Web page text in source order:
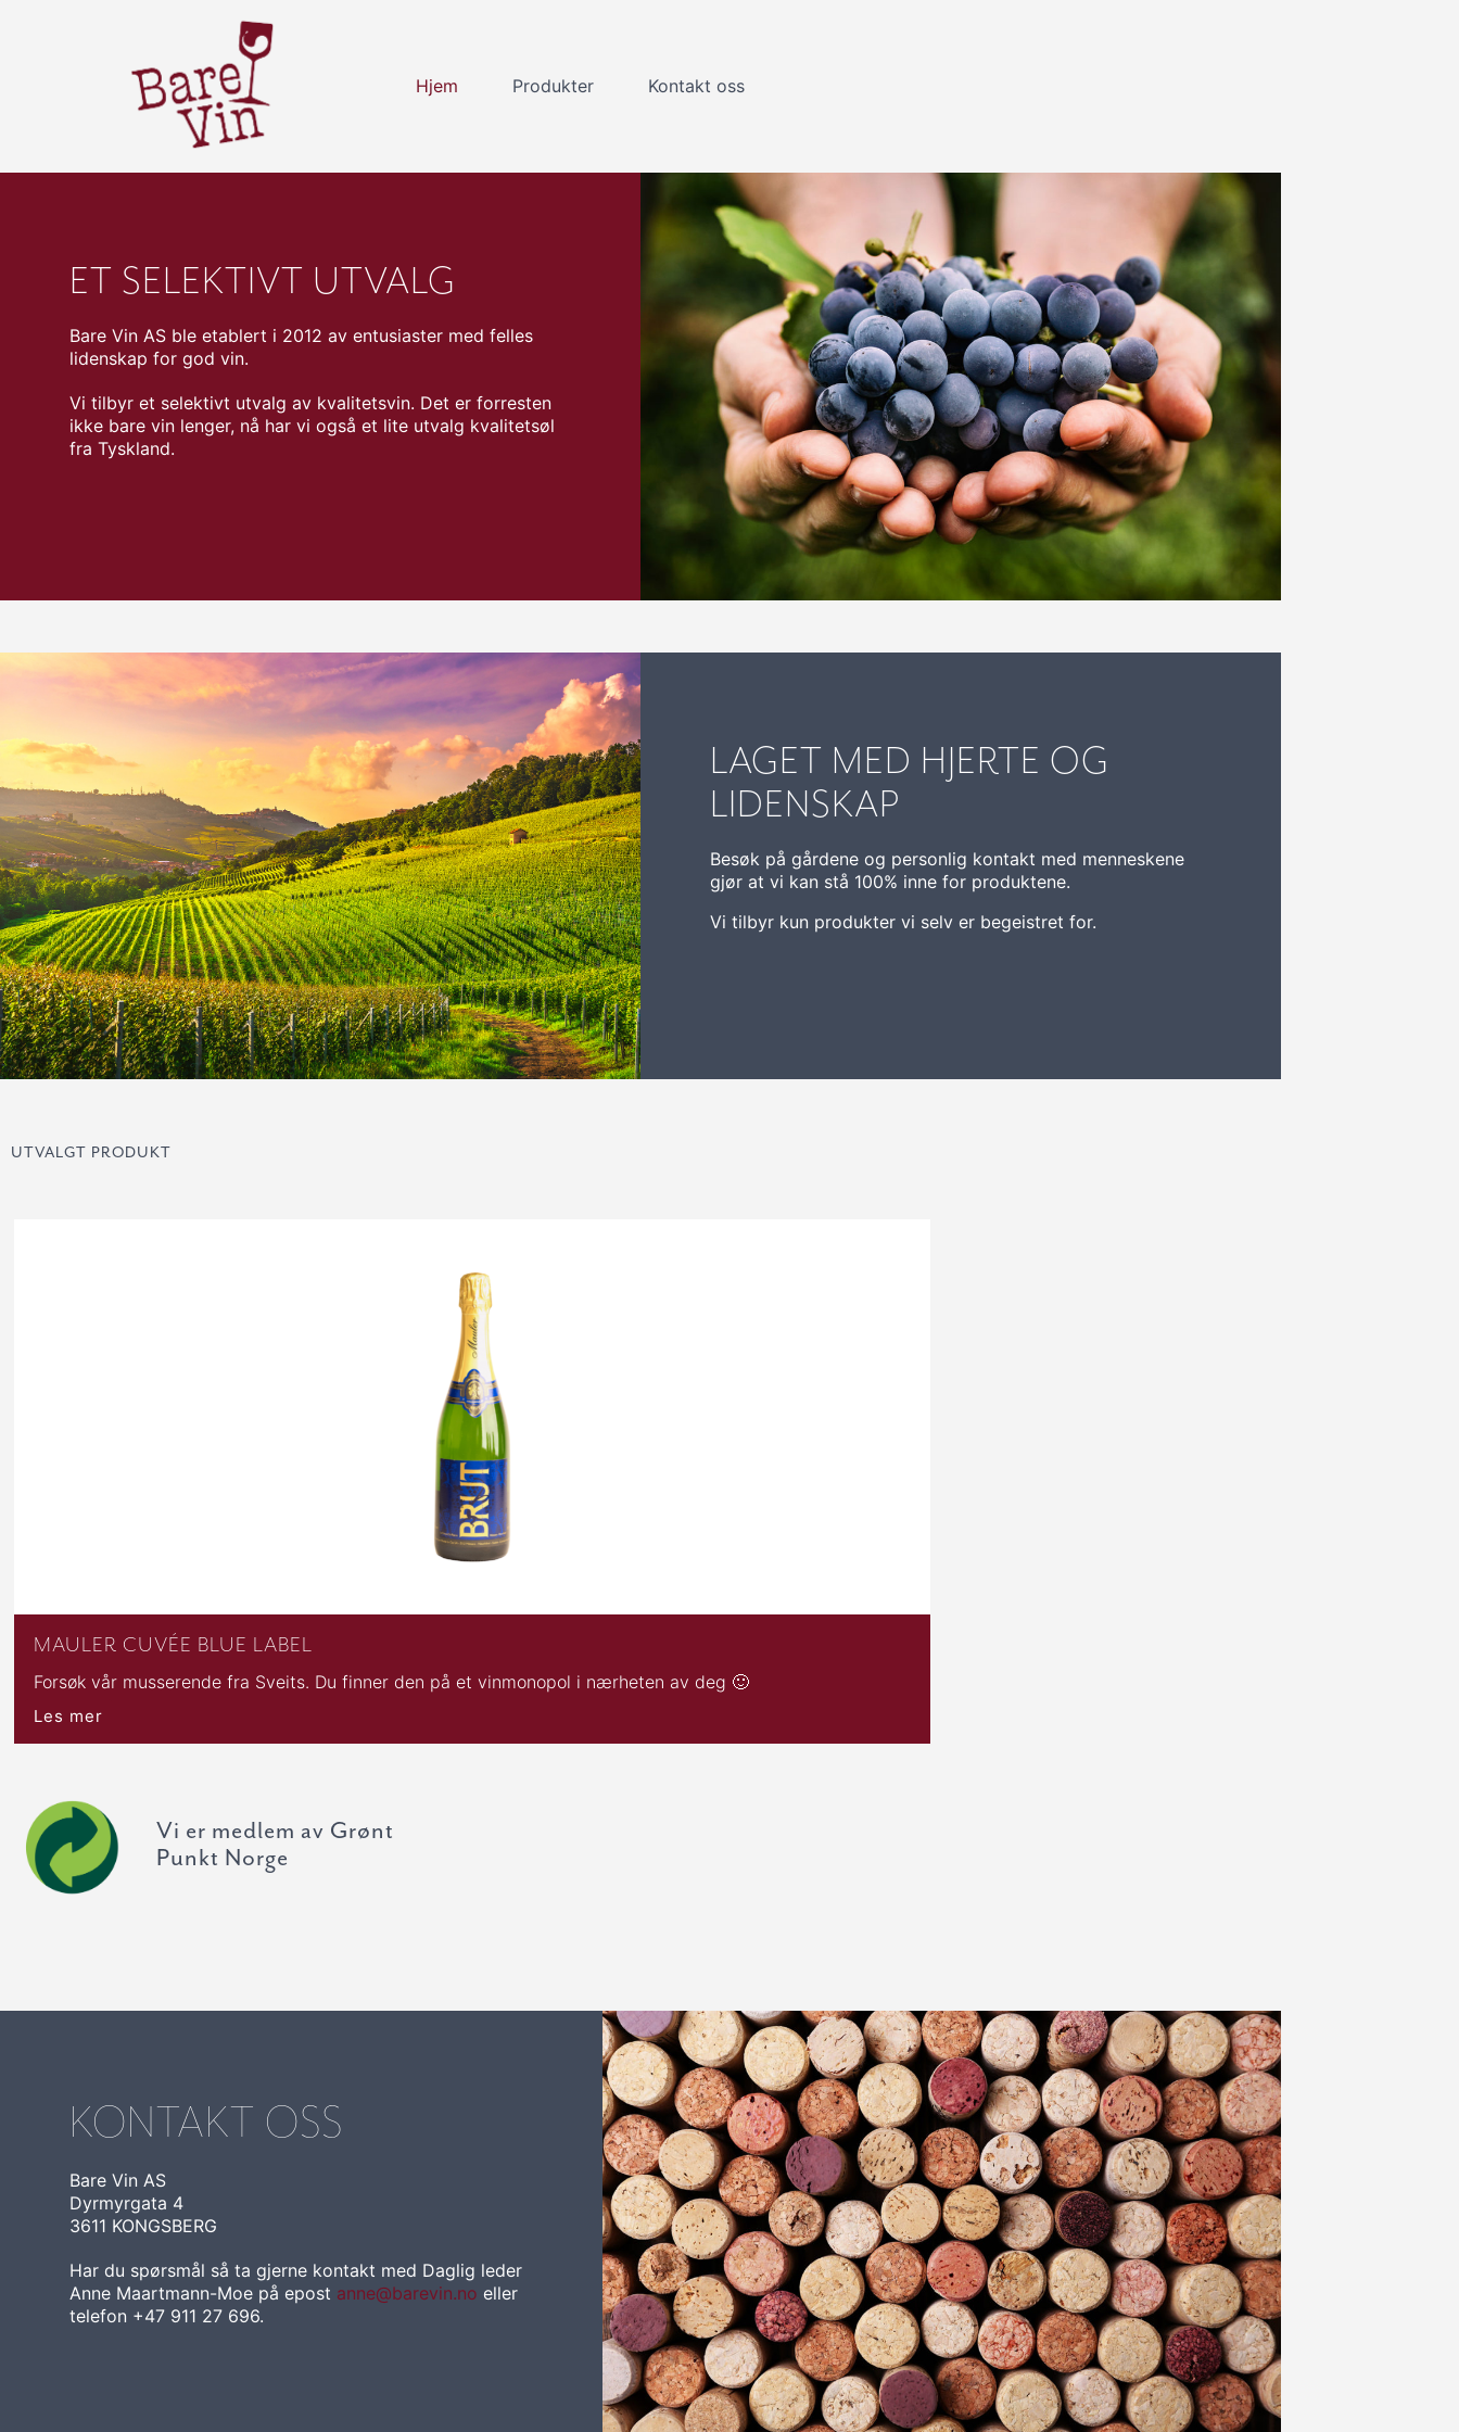
Hjem Produkter Kontakt oss
ET SELEKTIVT UTVALG
Bare Vin AS ble etablert i 2012 av entusiaster med felles
lidenskap for god vin.
Vi tilbyr et selektivt utvalg av kvalitetsvin. Det er forresten
ikke bare vin lenger, nå har vi også et lite utvalg kvalitetsøl
fra Tyskland.
LAGET MED HJERTE OG
LIDENSKAP
Besøk på gårdene og personlig kontakt med menneskene
gjør at vi kan stå 100% inne for produktene.
Vi tilbyr kun produkter vi selv er begeistret for.
UTVALGT PRODUKT
MAULER CUVÉE BLUE LABEL
Forsøk vår musserende fra Sveits. Du finner den på et vinmonopol i nærheten av deg 🙂
Les mer
Vi er medlem av Grønt
Punkt Norge
KONTAKT OSS
Bare Vin AS
Dyrmyrgata 4
3611 KONGSBERG
Har du spørsmål så ta gjerne kontakt med Daglig leder
Anne Maartmann-Moe på epost anne@barevin.no eller
telefon +47 911 27 696.